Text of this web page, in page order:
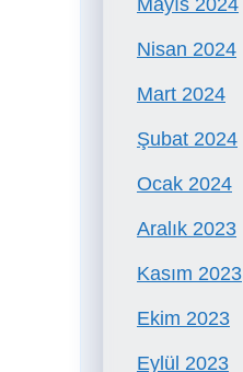
Mayıs 2024
Nisan 2024
Mart 2024
Şubat 2024
Ocak 2024
Aralık 2023
Kasım 2023
Ekim 2023
Eylül 2023